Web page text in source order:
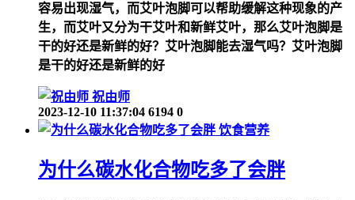
容易出现湿气，而艾叶泡脚可以帮助缓解这种现象的产
生，而艾叶又分为干艾叶和新鲜艾叶，那么艾叶泡脚是
干的好还是新鲜的好？艾叶泡脚能去湿气吗？艾叶泡脚
是干的好还是新鲜的好
祝由师
2023-12-10 11:37:04 6194 0
饮食营养
为什么碳水化合物吃多了会胖